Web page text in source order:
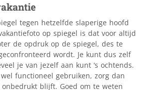
tegen hetzelfde slaperige hoofd
op spiegel is dat voor altijd
de opdruk op de spiegel, des te
wordt. Je kunt dus zelf
je van jezelf aan kunt ‘s ochtends.
functioneel gebruiken, zorg dan
blijft. Goed om te weten